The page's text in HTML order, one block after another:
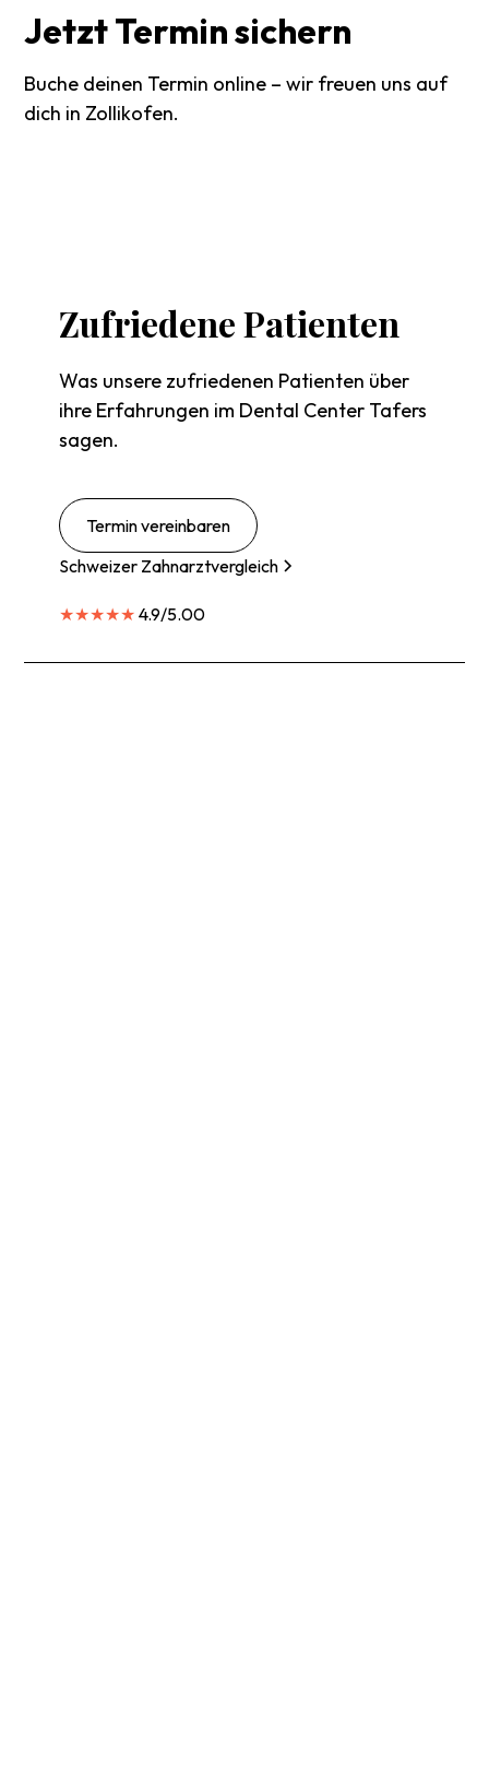
JetztTerminsichern
Buche deinen Termin online – wir freuen uns auf
dich in Zollikofen.
ZufriedenePatienten
Was unsere zufriedenen Patienten über
ihre Erfahrungen im Dental Center Tafers
sagen.
Termin vereinbaren
Schweizer Zahnarztvergleich
★★★★★4.9/5.00